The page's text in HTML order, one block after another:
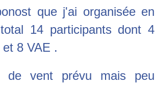
que j'ai organisée en
14 participants dont 4
8 VAE .
de vent prévu mais peu